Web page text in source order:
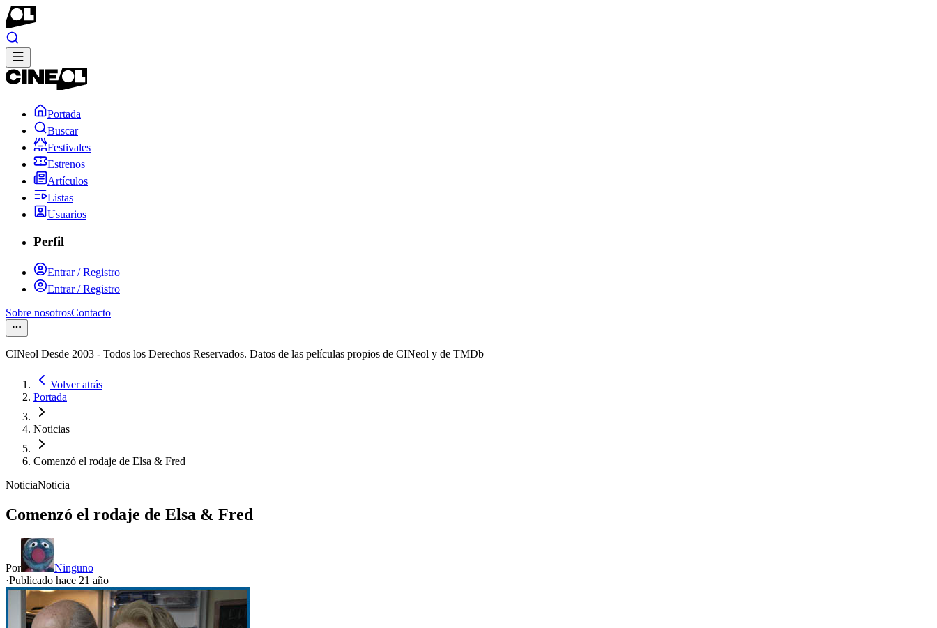
Portada
Buscar
Festivales
Estrenos
Artículos
Listas
Usuarios
Perfil
Entrar / Registro
Entrar / Registro
Sobre nosotrosContacto
CINeol Desde 2003 - Todos los Derechos Reservados. Datos de las películas propios de CINeol y de TMDb
Volver atrás
Portada
Noticias
Comenzó el rodaje de Elsa & Fred
NoticiaNoticia
Comenzó el rodaje de Elsa & Fred
Por
Ninguno
·Publicado hace 21 año